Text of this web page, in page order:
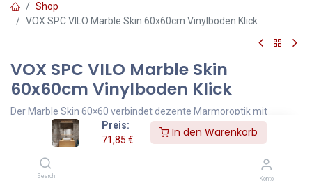
Preis:
71,85 €
In den Warenkorb
Search Konto
Shop
VOX SPC VILO Marble Skin 60x60cm Vinylboden Klick
VOX SPC VILO Marble Skin
60x60cm Vinylboden Klick
Der Marble Skin 60×60 verbindet dezente Marmoroptik mit
robuster SPC-Technologie. Ideal für moderne Bäder, Küchen oder
Wohnräume – zurückhaltend, pflegeleicht und 100 % wasserfest.
Ein Design, das wirkt, ohne sich aufzudrängen.
Zurückhaltender, eleganter Marmor-Look